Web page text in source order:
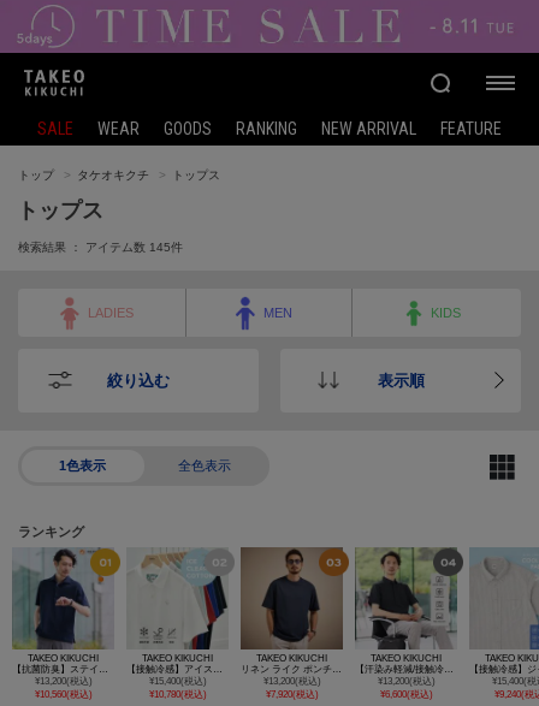
SALE WEAR GOODS RANKING NEW ARRIVAL FEATURE
トップ タケオキクチ トップス
トップス
検索結果 ： アイテム数 145件
LADIES MEN KIDS
絞り込む 表示順
1色表示 全色表示
ランキング
TAKEO KIKUCHI
¥13,200(税込)
¥10,560(税込)
TAKEO KIKUCHI
¥15,400(税込)
¥10,780(税込)
TAKEO KIKUCHI
¥13,200(税込)
¥7,920(税込)
TAKEO KIKUCHI
¥13,200(税込)
¥6,600(税込)
TAKEO
¥15,400(税
¥9,240(税